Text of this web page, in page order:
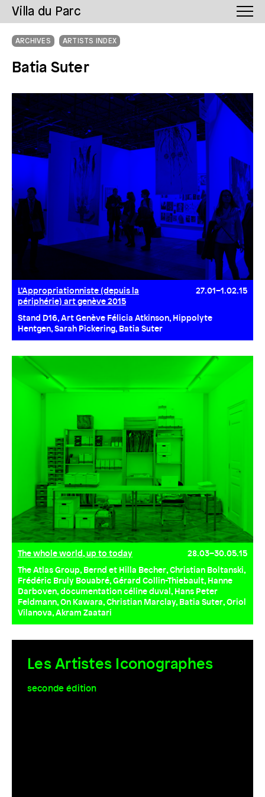
Villa du Parc
ARCHIVES ARTISTS INDEX
Batia Suter
L’Appropriationniste (depuis la
périphérie) art genève 2015
27.01–1.02.15
Stand D16, Art Genève Félicia Atkinson, Hippolyte
Hentgen, Sarah Pickering, Batia Suter
The whole world, up to today
28.03–30.05.15
The Atlas Group, Bernd et Hilla Becher, Christian Boltanski,
Frédéric Bruly Bouabré, Gérard Collin-Thiebault, Hanne
Darboven, documentation céline duval, Hans Peter
Feldmann, On Kawara, Christian Marclay, Batia Suter, Oriol
Vilanova, Akram Zaatari
Les Artistes Iconographes
seconde édition